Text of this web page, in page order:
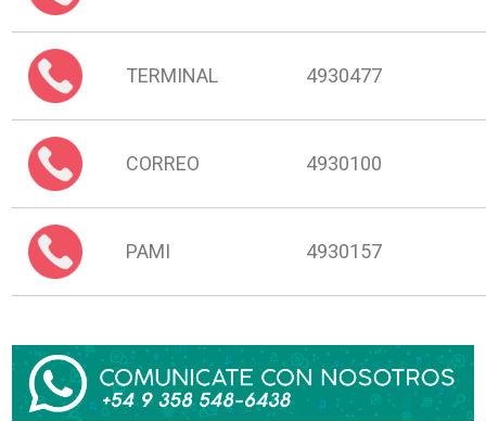
TERMINAL 4930477
CORREO 4930100
PAMI 4930157